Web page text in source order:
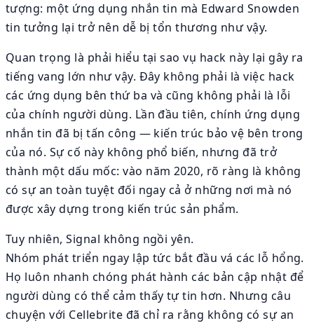
tượng: một ứng dụng nhắn tin mà Edward Snowden
tin tưởng lại trở nên dễ bị tổn thương như vậy.
Quan trọng là phải hiểu tại sao vụ hack này lại gây ra
tiếng vang lớn như vậy. Đây không phải là việc hack
các ứng dụng bên thứ ba và cũng không phải là lỗi
của chính người dùng. Lần đầu tiên, chính ứng dụng
nhắn tin đã bị tấn công — kiến trúc bảo vệ bên trong
của nó. Sự cố này không phổ biến, nhưng đã trở
thành một dấu mốc: vào năm 2020, rõ ràng là không
có sự an toàn tuyệt đối ngay cả ở những nơi mà nó
được xây dựng trong kiến trúc sản phẩm.
Tuy nhiên, Signal không ngồi yên.
Nhóm phát triển ngay lập tức bắt đầu vá các lỗ hổng.
Họ luôn nhanh chóng phát hành các bản cập nhật để
người dùng có thể cảm thấy tự tin hơn. Nhưng câu
chuyện với Cellebrite đã chỉ ra rằng không có sự an